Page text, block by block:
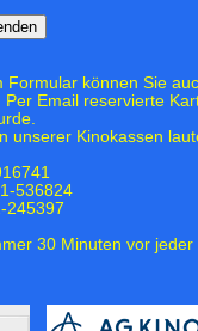
Formular können Sie
Per Email reservierte
unserer Kinokassen
536824
245397
30 Minuten vor jeder